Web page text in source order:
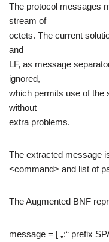
The protocol messages
stream of
octets. The current
and
LF, as message
ignored,
which permits use of the
without
extra problems.
The extracted message
<command> and list of
The Augmented BNF
message = [ „:“ prefix